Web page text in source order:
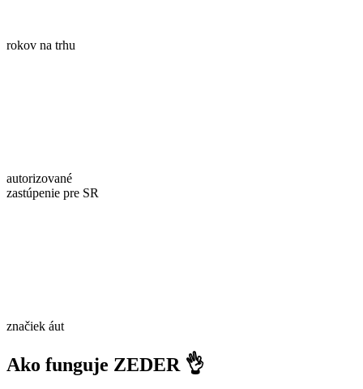
rokov na trhu
autorizované
zastúpenie pre SR
značiek áut
Ako funguje ZEDER 👌